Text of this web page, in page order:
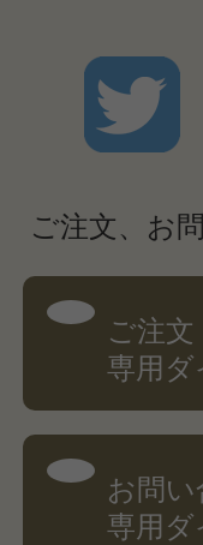
ご注文、お
ご注文
専用ダ
お問
専用ダ